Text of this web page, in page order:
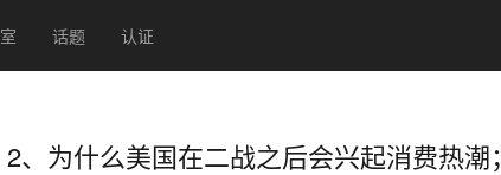
话题 认证
为什么美国在二战之后会兴起消费热潮；